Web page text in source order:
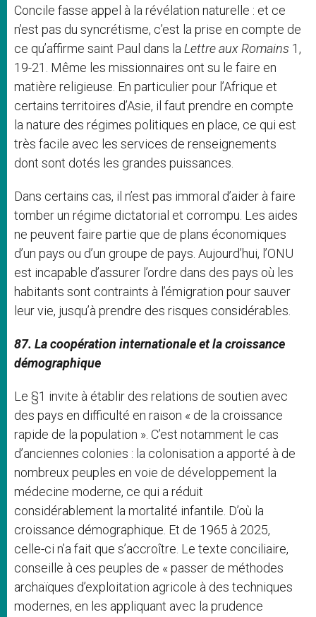
Concile fasse appel à la révélation naturelle : et ce
n’est pas du syncrétisme, c’est la prise en compte de
ce qu’affirme saint Paul dans laLettre aux Romains 1,
19-21. Même les missionnaires ont su le faire en
matière religieuse. En particulier pour l’Afrique et
certains territoires d’Asie, il faut prendre en compte
la nature des régimes politiques en place, ce qui est
très facile avec les services de renseignements
dont sont dotés les grandes puissances.
Dans certains cas, il n’est pas immoral d’aider à faire
tomber un régime dictatorial et corrompu. Les aides
ne peuvent faire partie que de plans économiques
d’un pays ou d’un groupe de pays. Aujourd’hui, l’ONU
est incapable d’assurer l’ordre dans des pays où les
habitants sont contraints à l’émigration pour sauver
leur vie, jusqu’à prendre des risques considérables.
87. La coopération internationale et la croissance
démographique
Le §1 invite à établir des relations de soutien avec
des pays en difficulté en raison « de la croissance
rapide de la population ». C’est notamment le cas
d’anciennes colonies : la colonisation a apporté à de
nombreux peuples en voie de développement la
médecine moderne, ce qui a réduit
considérablement la mortalité infantile. D’où la
croissance démographique. Et de 1965 à 2025,
celle-ci n’a fait que s’accroître. Le texte conciliaire,
conseille à ces peuples de « passer de méthodes
archaïques d’exploitation agricole à des techniques
modernes, en les appliquant avec la prudence